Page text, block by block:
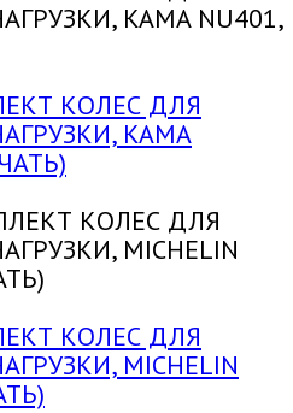
КОЛЕС ДЛЯ
KAMA
КОЛЕС ДЛЯ
MICHELIN